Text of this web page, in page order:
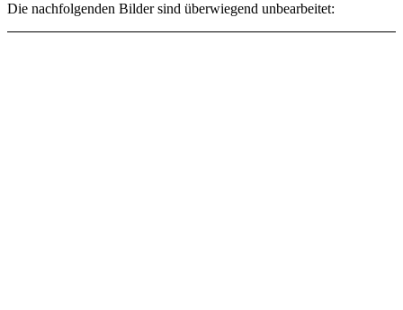
Die nachfolgenden Bilder sind überwiegend unbearbeitet: